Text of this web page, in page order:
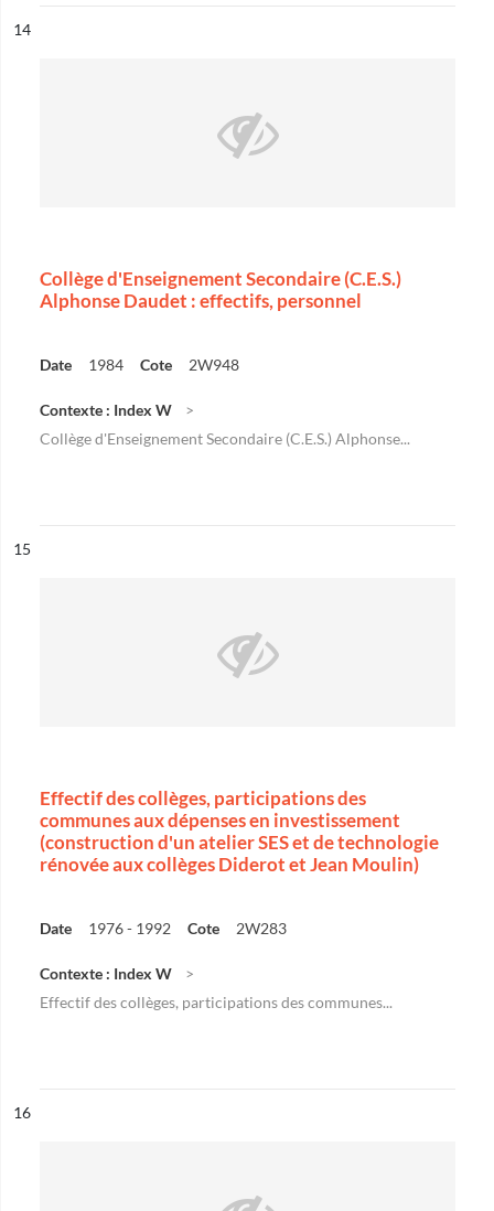
n°
14
Collège d'Enseignement Secondaire (C.E.S.)
Alphonse Daudet : effectifs, personnel
Date 1984 Cote 2W948
Contexte : Index W
Collège d'Enseignement Secondaire (C.E.S.) Alphonse...
n°
15
Effectif des collèges, participations des
communes aux dépenses en investissement
(construction d'un atelier SES et de technologie
rénovée aux collèges Diderot et Jean Moulin)
Date 1976 - 1992 Cote 2W283
Contexte : Index W
Effectif des collèges, participations des communes...
n°
16